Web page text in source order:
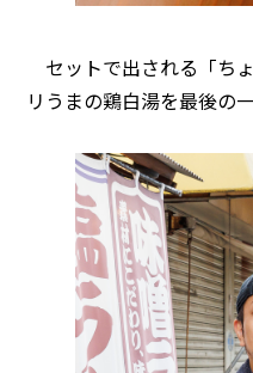
セットで出される「ち
リうまの鶏白湯を最後の